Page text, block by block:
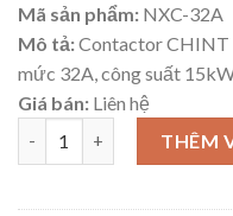
Mã sản phẩm: NXC-32A
Mô tả:Contactor CHINT
mức 32A, công suất
Giá bán: Liên hệ
Khởi động từ 32ATHÊM